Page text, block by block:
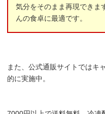
気分をそのまま再現できま
んの食卓に最適です。
また、公式通販サイトではキ
的に実施中。